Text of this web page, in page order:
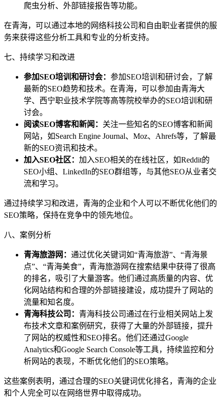
爬虫分析、外部链接报告等功能。
在青海，可以通过本地的网络科技公司和自由职业者提供的服
务来获得这些分析工具和专业的分析支持。
七、持续学习和改进
参加SEO培训和研讨会： 参加SEO培训和研讨会，了解
最新的SEO趋势和技术。在青海，可以参加由青海大
学、西宁职业技术学院等高等院校举办的SEO培训和研
讨会。
阅读SEO博客和新闻： 关注一些知名的SEO博客和新闻
网站，如Search Engine Journal、Moz、Ahrefs等，了解最
新的SEO资讯和技术。
加入SEO社区： 加入SEO相关的在线社区，如Reddit的
SEO小组、LinkedIn的SEO群组等，与其他SEO从业者交
流和学习。
通过持续学习和改进，青海的企业和个人可以不断优化他们的
SEO策略，保持在竞争中的领先地位。
八、案例分析
青海旅游网： 通过优化关键词如“青海旅游”、“青海景
点”、“青海美食”，青海旅游网在搜索结果中获得了很高
的排名，吸引了大量游客。他们通过高质量的内容、优
化网站结构和合理的外部链接建设，成功提升了网站的
流量和知名度。
青海科技公司： 青海科技公司通过在行业相关网站上发
布技术文章和案例研究，获得了大量的外部链接，提升
了网站的权威性和SEO排名。他们还通过Google
Analytics和Google Search Console等工具，持续监控和分
析网站的表现，不断优化他们的SEO策略。
这些案例表明，通过合理的SEO关键词优化排名，青海的企业
和个人完全可以在网络世界中取得成功。